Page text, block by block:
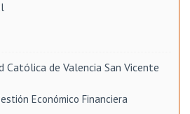
Católica de Valencia San Vicente
Económico Financiera